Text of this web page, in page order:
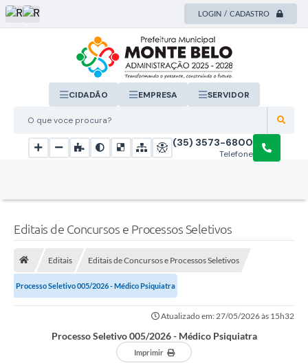
LOGIN / CADASTRO
O que voce procura?
CIDADÃO EMPRESA SERVIDOR
Telefone
(35) 3573-6800
Editais de Concursos e Processos Seletivos
Editais Editais de Concursos e Processos Seletivos
Processo Seletivo 005/2026 - Médico Psiquiatra
Atualizado em: 27/05/2026 às 15h32
Processo Seletivo 005/2026 - Médico Psiquiatra
Imprimir